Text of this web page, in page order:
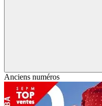
Anciens numéros